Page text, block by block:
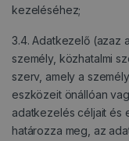
kezeléséhez;
3.4. Adatkezelő (azaz
személy, közhatalmi
szerv, amely a
eszközeit önállóan
adatkezelés céljait és
határozza meg, az